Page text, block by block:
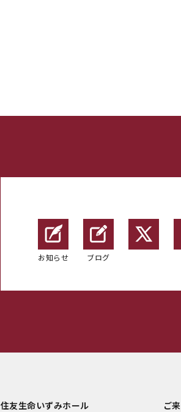
お知らせ ブログ
住友生命いずみホール
ご